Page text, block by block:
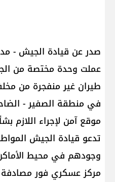
صدر عن قيادة الجيش -
عملت وحدة مختصة من
طيران غير منفجرة من
في منطقة الصفير -
موقع آمن لإجراء اللازم
تدعو قيادة الجيش
وجودهم في محيط الأماكن
مركز عسكري فور